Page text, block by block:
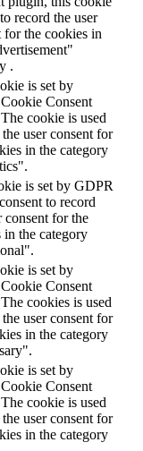
record the user
for the cookies in
.
is set by
Consent
cookie is used
user consent for
in the category
is set by GDPR
to record
consent for the
in the category
is set by
Consent
cookies is used
user consent for
in the category
is set by
Consent
cookie is used
user consent for
in the category